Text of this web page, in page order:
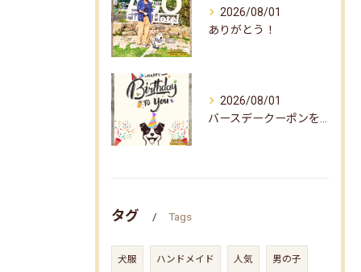
2026/08/01
ありがとう！
2026/08/01
タグ Tags
犬服 ハンドメイド 人気 男の子